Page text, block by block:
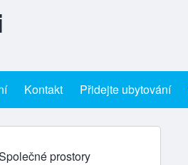
Kontakt Přidejte ubytování
prostory